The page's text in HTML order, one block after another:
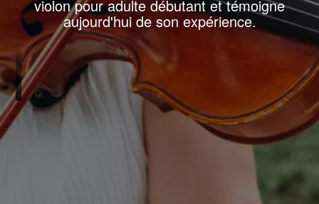
violon pour adulte débutant et témoigne
aujourd'hui de son expérience.